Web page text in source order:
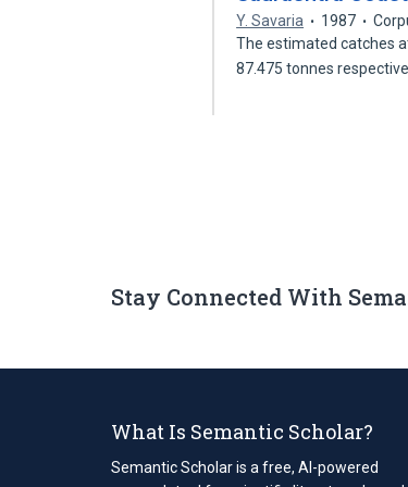
Y. Savaria 1987
The estimated catches
87.475 tonnes
Stay Connected With
What Is Semantic Scholar?
Semantic Scholar is a free, AI-powered